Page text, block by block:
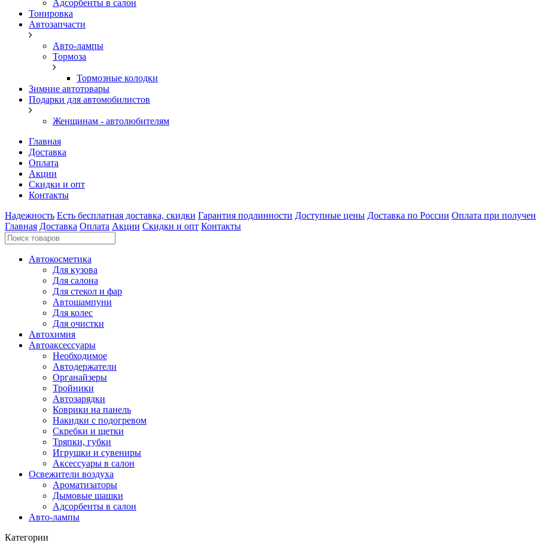
Адсорбенты в салон
Тонировка
Автозапчасти
Авто-лампы
Тормоза
Тормозные колодки
Зимние автотовары
Подарки для автомобилистов
Женщинам - автолюбителям
Главная
Доставка
Оплата
Акции
Скидки и опт
Контакты
Надежность Есть бесплатная доставка, скидки Гарантия подлинности Доступные цены Доставка по России Оплата при
Главная Доставка Оплата Акции Скидки и опт Контакты
Автокосметика
Для кузова
Для салона
Для стекол и фар
Автошампуни
Для колес
Для очистки
Автохимия
Автоаксессуары
Необходимое
Автодержатели
Органайзеры
Тройники
Автозарядки
Коврики на панель
Накидки с подогревом
Скребки и щетки
Тряпки, губки
Игрушки и сувениры
Аксессуары в салон
Освежители воздуха
Ароматизаторы
Дымовые шашки
Адсорбенты в салон
Авто-лампы
Категории